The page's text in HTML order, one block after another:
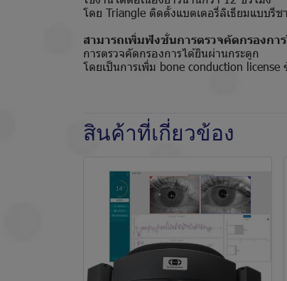
โดย Triangle ติดตั้งแบตเตอรี่ลิเธียมแบบรีช
สามารถเพิ่มฟังชั่นการตรวจคัดกรองก
การตรวจคัดกรองการได้ยินผ่านกระดูก
โดยเป็นการเพิ่ม bone conduction
สินค้าที่เกี่ยวข้อง